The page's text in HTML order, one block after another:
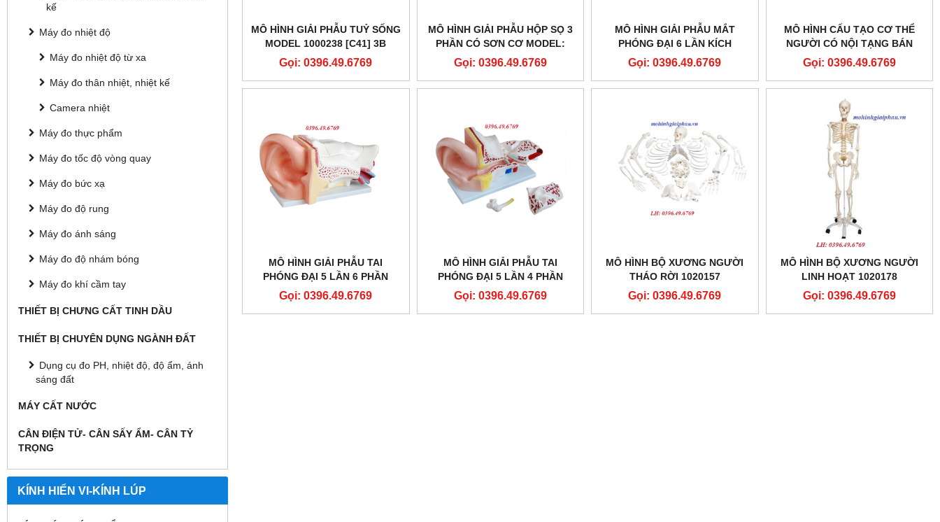
kế
Máy đo nhiệt độ
Máy đo nhiệt độ từ xa
Máy đo thân nhiệt, nhiệt kế
Camera nhiệt
Máy đo thực phẩm
Máy đo tốc độ vòng quay
Máy đo bức xạ
Máy đo độ rung
Máy đo ánh sáng
Máy đo độ nhám bóng
Máy đo khí cầm tay
THIẾT BỊ CHƯNG CẤT TINH DẦU
THIẾT BỊ CHUYÊN DỤNG NGÀNH ĐẤT
Dụng cụ đo PH, nhiệt độ, độ ẩm, ánh
sáng đất
MÁY CẤT NƯỚC
CÂN ĐIỆN TỬ- CÂN SẤY ẨM- CÂN TỶ
TRỌNG
KÍNH HIỂN VI-KÍNH LÚP
MÔ HÌNH GIẢI PHẪU TUỶ SỐNG
MODEL 1000238 [C41] 3B
SCIENTIFIC
Gọi: 0396.49.6769
MÔ HÌNH GIẢI PHẪU HỘP SỌ 3
PHẦN CÓ SƠN CƠ MODEL:
GD/A11111/2 HÃNG SẢN XUẤT
SHANGHAI HONGLIAN
Gọi: 0396.49.6769
MÔ HÌNH GIẢI PHẪU MẮT
PHÓNG ĐẠI 6 LẦN KÍCH
THƯỚC THẬT
Gọi: 0396.49.6769
MÔ HÌNH CẤU TẠO CƠ THỂ
NGƯỜI CÓ NỘI TẠNG BÁN
THÂN 85CM 23 PHẦN THÁO
Gọi: 0396.49.6769
MÔ HÌNH GIẢI PHẪU TAI
PHÓNG ĐẠI 5 LẦN 6 PHẦN
THÁO RỜI
Gọi: 0396.49.6769
MÔ HÌNH GIẢI PHẪU TAI
PHÓNG ĐẠI 5 LẦN 4 PHẦN
THÁO RỜI
Gọi: 0396.49.6769
MÔ HÌNH BỘ XƯƠNG NGƯỜI
THÁO RỜI 1020157
Gọi: 0396.49.6769
MÔ HÌNH BỘ XƯƠNG NGƯỜI
LINH HOẠT 1020178
Gọi: 0396.49.6769